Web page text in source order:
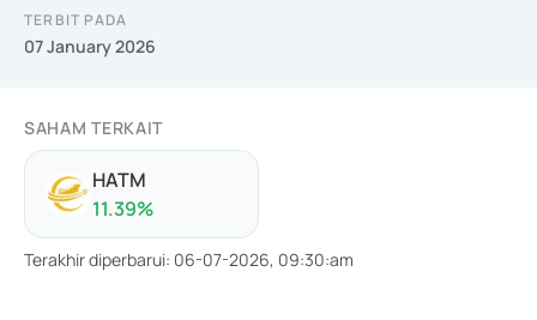
TERBIT PADA
07 January 2026
SAHAM TERKAIT
HATM
11.39%
Terakhir diperbarui: 06-07-2026, 09:30:am